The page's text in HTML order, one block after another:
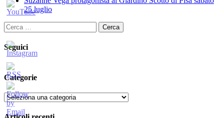
25 luglio
Ricerca
per:
Seguici
Categorie
Categorie